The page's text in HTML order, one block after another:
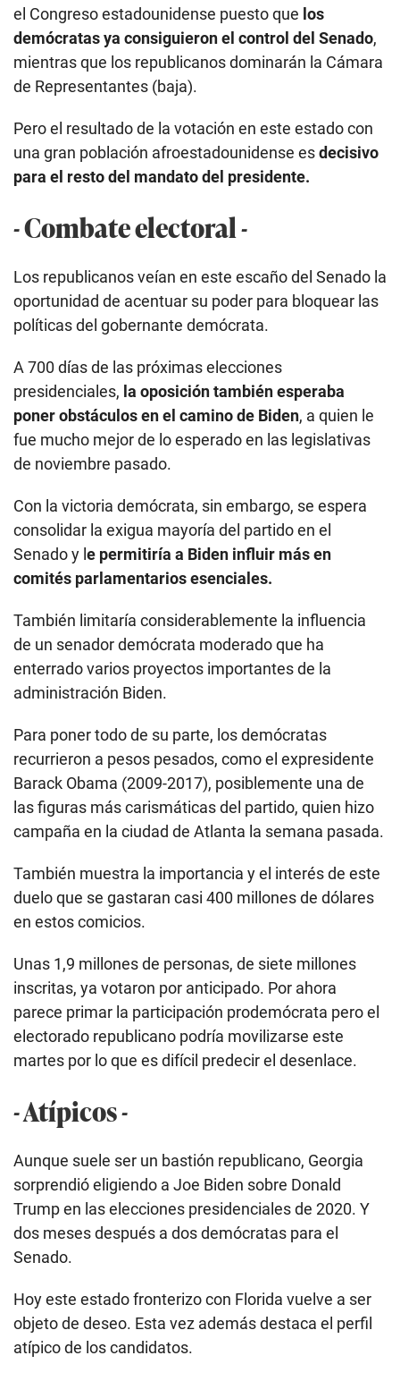
el Congreso estadounidense puesto que los
demócratas ya consiguieron el control del Senado,
mientras que los republicanos dominarán la Cámara
de Representantes (baja).
Pero el resultado de la votación en este estado con
una gran población afroestadounidense esdecisivo
para el resto del mandato del presidente.
- Combate electoral -
Los republicanos veían en este escaño del Senado la
oportunidad de acentuar su poder para bloquear las
políticas del gobernante demócrata.
A 700 días de las próximas elecciones
presidenciales, la oposición también esperaba
poner obstáculos en el camino de Biden, a quien le
fue mucho mejor de lo esperado en las legislativas
de noviembre pasado.
Con la victoria demócrata, sin embargo, se espera
consolidar la exigua mayoría del partido en el
Senado y le permitiría a Biden influir más en
comités parlamentarios esenciales.
También limitaría considerablemente la influencia
de un senador demócrata moderado que ha
enterrado varios proyectos importantes de la
administración Biden.
Para poner todo de su parte, los demócratas
recurrieron a pesos pesados, como el expresidente
Barack Obama (2009-2017), posiblemente una de
las figuras más carismáticas del partido, quien hizo
campaña en la ciudad de Atlanta la semana pasada.
También muestra la importancia y el interés de este
duelo que se gastaran casi 400 millones de dólares
en estos comicios.
Unas 1,9 millones de personas, de siete millones
inscritas, ya votaron por anticipado. Por ahora
parece primar la participación prodemócrata pero el
electorado republicano podría movilizarse este
martes por lo que es difícil predecir el desenlace.
- Atípicos -
Aunque suele ser un bastión republicano, Georgia
sorprendió eligiendo a Joe Biden sobre Donald
Trump en las elecciones presidenciales de 2020. Y
dos meses después a dos demócratas para el
Senado.
Hoy este estado fronterizo con Florida vuelve a ser
objeto de deseo. Esta vez además destaca el perfil
atípico de los candidatos.